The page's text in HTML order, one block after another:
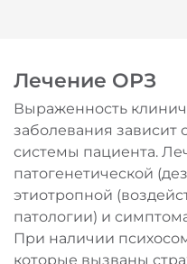
Лечение ОРЗ
Выраженность
заболевания зависит
системы пациента.
патогенетической
этиотропной
патологии) и
При наличии